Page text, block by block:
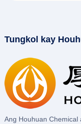
Tungkol kay
Ang Houhuan